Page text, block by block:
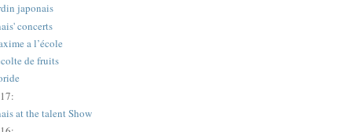
japonais
concerts
a l’école
de fruits
at the talent Show